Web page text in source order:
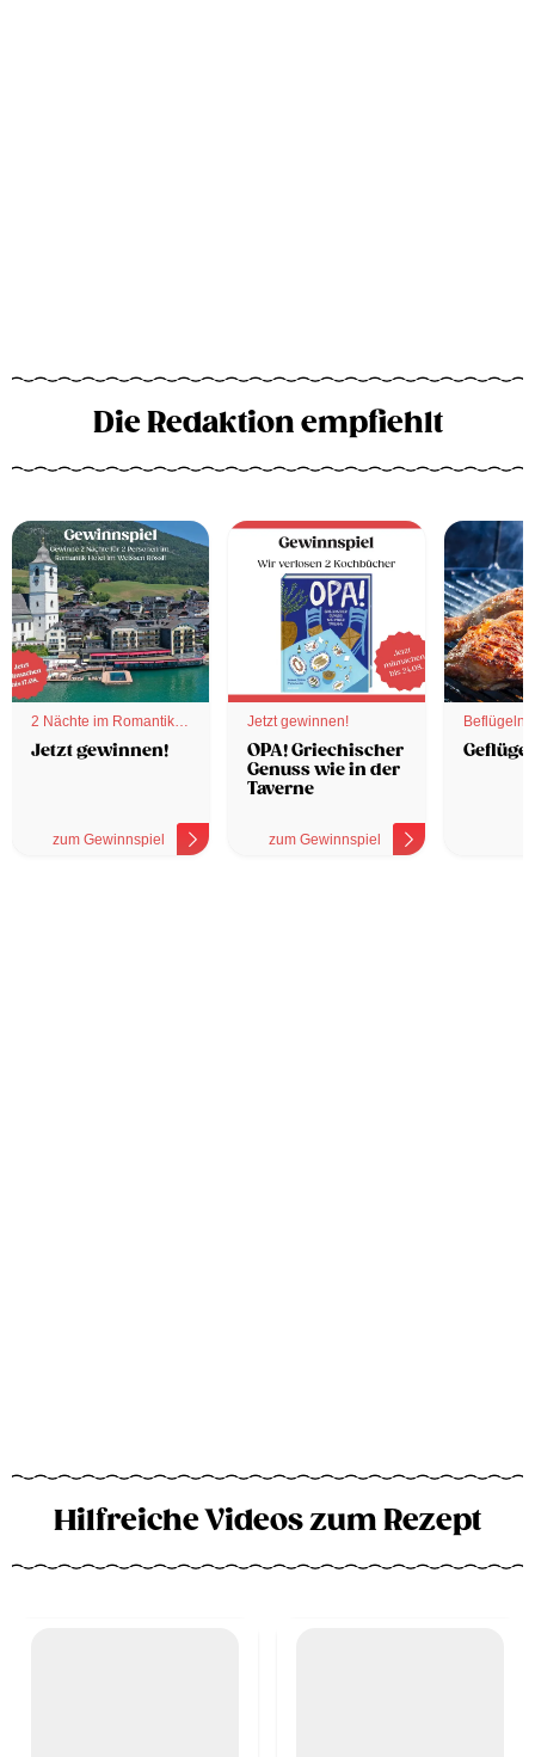
Die Redaktion empfiehlt
2 Nächte im Romantik
Hotel
Jetzt gewinnen!
zum Gewinnspiel
Jetzt gewinnen!
OPA! Griechischer
Genuss wie in der
Taverne
zum Gewinnspiel
Hilfreiche Videos zum Rezept